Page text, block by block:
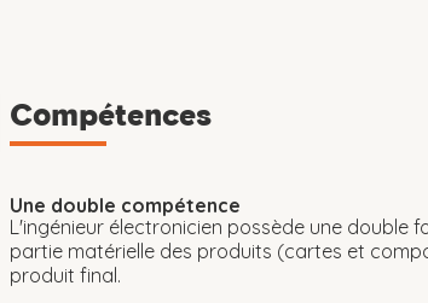
Compétences
Une double compétence
L'ingénieur électronicien possède une double
partie matérielle des produits (cartes et
produit final.